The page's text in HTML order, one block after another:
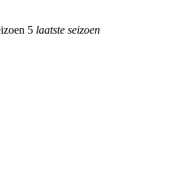
5 laatste seizoen